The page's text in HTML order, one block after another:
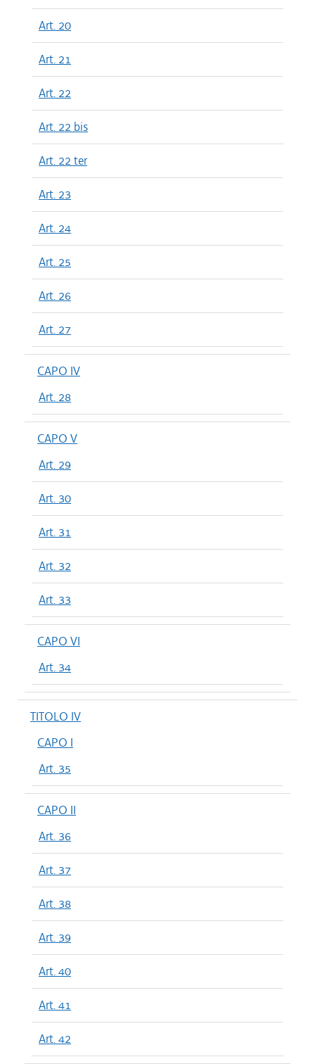
Art. 20
Art. 21
Art. 22
Art. 22 bis
Art. 22 ter
Art. 23
Art. 24
Art. 25
Art. 26
Art. 27
CAPO IV
Art. 28
CAPO V
Art. 29
Art. 30
Art. 31
Art. 32
Art. 33
CAPO VI
Art. 34
TITOLO IV
CAPO I
Art. 35
CAPO II
Art. 36
Art. 37
Art. 38
Art. 39
Art. 40
Art. 41
Art. 42